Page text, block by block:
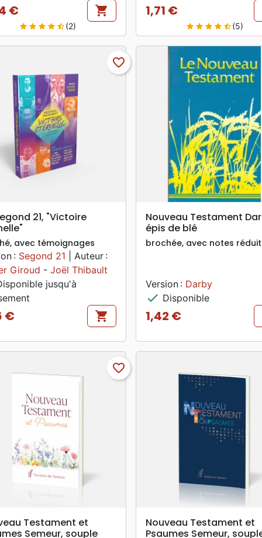
€ shopping_cart
star star star star star_half(2)
Prix
1,71 €
star star star star star_half(5)
search APERÇU RAPIDE
favorite_border
21, "Victoire
avec témoignages
: Segond 21 | Auteur :
Giroud - Joël Thibault
jusqu'à
€ shopping_cart
search APERÇU RAPIDE
Nouveau Testament
épis de blé
brochée, avec notes
Version : Darby
check Disponible
Prix
1,42 €
search APERÇU RAPIDE
favorite_border
Testament et
Semeur, souple
search APERÇU RAPIDE
Nouveau Testament et
Psaumes Semeur,